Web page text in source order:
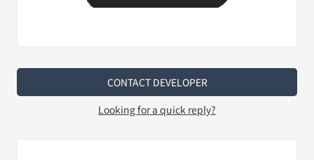
CONTACT DEVELOPER
Looking for a quick reply?